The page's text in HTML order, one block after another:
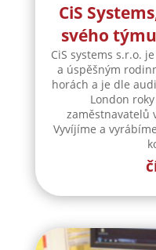
CiS
svého
CiS systems s.r.o.
a úspěšným
horách a je dle
London
zaměstnavatelů
Vyvíjíme a